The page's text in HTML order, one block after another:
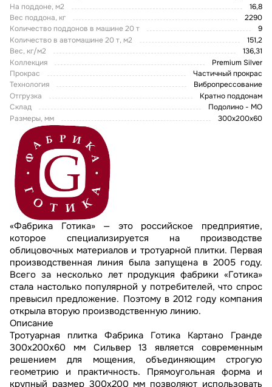
На поддоне, м2
16,8
Вес поддона, кг
2290
Количество поддонов в машине 20 т
9
Количество в автомашине 20 т, м2
151,2
Вес, кг/м2
136,31
Коллекция
Premium Silver
Прокрас
Частичный прокрас
Технология
Вибропрессование
Отгрузка
Кратно поддонам
Склад
Подолино - МО
Размеры, мм
300х200х60
«Фабрика Готика» — это российское предприятие,
которое специализируется на производстве
облицовочных материалов и тротуарной плитки. Первая
производственная линия была запущена в 2005 году.
Всего за несколько лет продукция фабрики «Готика»
стала настолько популярной у потребителей, что спрос
превысил предложение. Поэтому в 2012 году компания
открыла вторую производственную линию.
Описание
Тротуарная плитка Фабрика Готика Картано Гранде
300х200х60 мм Сильвер 13 является современным
решением для мощения, объединяющим строгую
геометрию и практичность. Прямоугольная форма и
крупный размер 300х200 мм позволяют использовать